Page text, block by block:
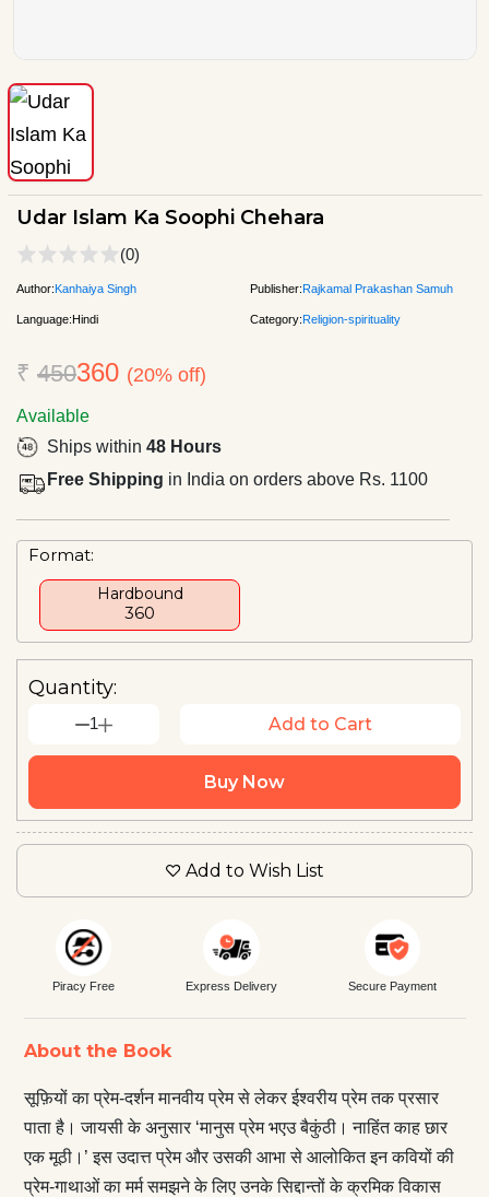
Udar Islam Ka Soophi Chehara
(0)
Author:Kanhaiya Singh Publisher:Rajkamal Prakashan Samuh
Language:Hindi Category:Religion-spirituality
₹ 450360 (20% off)
Available
Ships within 48 Hours
Free Shipping in India on orders above Rs. 1100
Format:
Hardbound
₹360
Quantity:
1 Add to Cart
Buy Now
Add to Wish List
Piracy Free Express Delivery Secure Payment
About the Book
सूफ़‍ियों का प्रेम-दर्शन मानवीय प्रेम से लेकर ईश्वरीय प्रेम तक प्रसार
पाता है। जायसी के अनुसार ‘मानुस प्रेम भएउ बैकुंठी। नाहिंत काह छार
एक मूठी।’ इस उदात्त प्रेम और उसकी आभा से आलोकित इन कवियों की
प्रेम-गाथाओं का मर्म समझने के लिए उनके सिद्दान्‍तों के क्रमिक विकास